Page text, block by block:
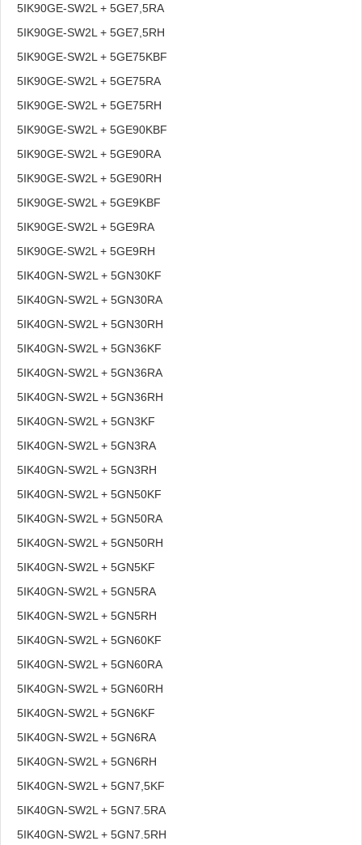
5IK90GE-SW2L + 5GE7,5RA
5IK90GE-SW2L + 5GE7,5RH
5IK90GE-SW2L + 5GE75KBF
5IK90GE-SW2L + 5GE75RA
5IK90GE-SW2L + 5GE75RH
5IK90GE-SW2L + 5GE90KBF
5IK90GE-SW2L + 5GE90RA
5IK90GE-SW2L + 5GE90RH
5IK90GE-SW2L + 5GE9KBF
5IK90GE-SW2L + 5GE9RA
5IK90GE-SW2L + 5GE9RH
5IK40GN-SW2L + 5GN30KF
5IK40GN-SW2L + 5GN30RA
5IK40GN-SW2L + 5GN30RH
5IK40GN-SW2L + 5GN36KF
5IK40GN-SW2L + 5GN36RA
5IK40GN-SW2L + 5GN36RH
5IK40GN-SW2L + 5GN3KF
5IK40GN-SW2L + 5GN3RA
5IK40GN-SW2L + 5GN3RH
5IK40GN-SW2L + 5GN50KF
5IK40GN-SW2L + 5GN50RA
5IK40GN-SW2L + 5GN50RH
5IK40GN-SW2L + 5GN5KF
5IK40GN-SW2L + 5GN5RA
5IK40GN-SW2L + 5GN5RH
5IK40GN-SW2L + 5GN60KF
5IK40GN-SW2L + 5GN60RA
5IK40GN-SW2L + 5GN60RH
5IK40GN-SW2L + 5GN6KF
5IK40GN-SW2L + 5GN6RA
5IK40GN-SW2L + 5GN6RH
5IK40GN-SW2L + 5GN7,5KF
5IK40GN-SW2L + 5GN7.5RA
5IK40GN-SW2L + 5GN7.5RH